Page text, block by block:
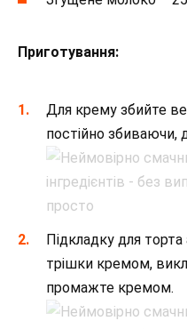
Приготування:
Для крему збийте
постійно збиваючи,
Підкладку для торта
трішки кремом,
промажте кремом.